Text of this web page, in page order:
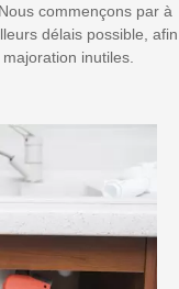
commençons par à
délais possible, afin
inutiles.